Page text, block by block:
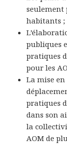
seulement
habitants ;
publiques
pratiques
pour les
La mise
pratiques
dans son
la
AOM de